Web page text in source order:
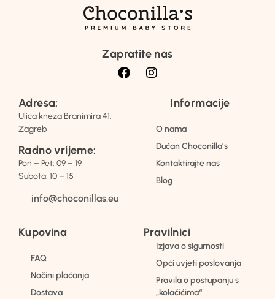
Zapratite nas
Adresa:
Ulica kneza Branimira 41,
Zagreb
Radno vrijeme:
Pon – Pet: 09 – 19
Subota: 10 – 15
info@choconillas.eu
Informacije
O nama
Dućan Choconilla’s
Kontaktirajte nas
Blog
Kupovina
FAQ
Načini plaćanja
Dostava
Pravilnici
Izjava o sigurnosti
Opći uvjeti poslovanja
Pravila o postupanju s
„kolačićima“